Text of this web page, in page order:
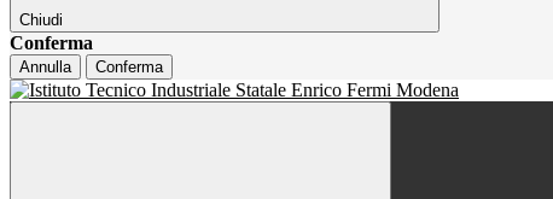
Chiudi
Conferma
Annulla Conferma